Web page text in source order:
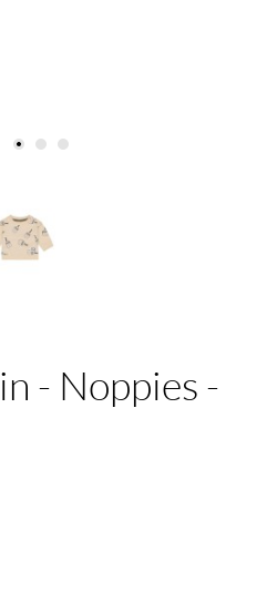
- Noppies -